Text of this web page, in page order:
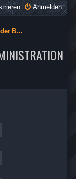
Anmelden
Kontakt mit der Board-Administration aufnehmen